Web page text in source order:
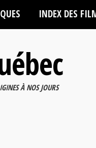
INDEX DES
À NOS JOURS